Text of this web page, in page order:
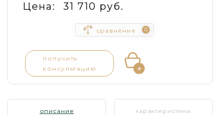
Цена: 31 710 руб.
сравнение 0
получить
консультацию
описание характеристики